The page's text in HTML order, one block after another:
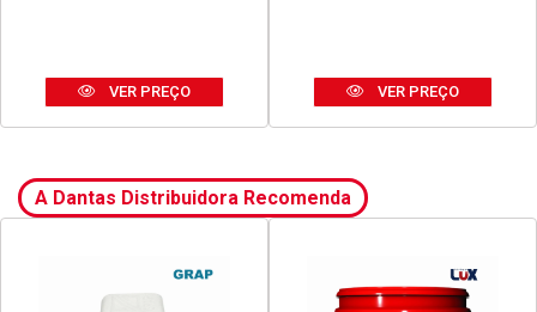
VER PREÇO VER PREÇO
A Dantas Distribuidora Recomenda